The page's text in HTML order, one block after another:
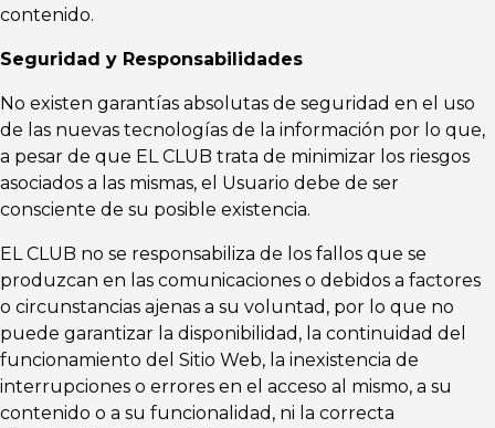
contenido.
Seguridad y Responsabilidades
No existen garantías absolutas de seguridad en el uso
de las nuevas tecnologías de la información por lo que,
a pesar de que EL CLUB trata de minimizar los riesgos
asociados a las mismas, el Usuario debe de ser
consciente de su posible existencia.
EL CLUB no se responsabiliza de los fallos que se
produzcan en las comunicaciones o debidos a factores
o circunstancias ajenas a su voluntad, por lo que no
puede garantizar la disponibilidad, la continuidad del
funcionamiento del Sitio Web, la inexistencia de
interrupciones o errores en el acceso al mismo, a su
contenido o a su funcionalidad, ni la correcta